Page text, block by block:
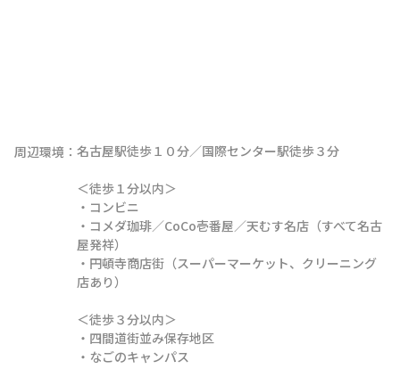
周辺環境： 名古屋駅徒歩１０分／国際センター駅徒歩３分
＜徒歩１分以内＞
・コンビニ
・コメダ珈琲／CoCo壱番屋／天むす名店（すべて名古
屋発祥）
・円頓寺商店街（スーパーマーケット、クリーニング
店あり）
＜徒歩３分以内＞
・四間道街並み保存地区
・なごのキャンパス